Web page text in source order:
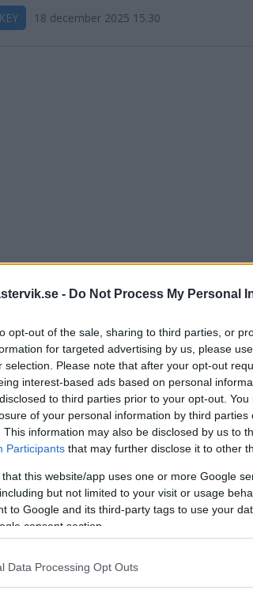
- Do Not Process My Personal
opt-out of the sale, sharing to third parties, or
for targeted advertising by us, please
selection. Please note that after your opt-out
interest-based ads based on personal
to third parties prior to your opt-out.
of your personal information by third parties
This information may also be disclosed by us to
Participants that may further disclose it to other
that this website/app uses one or more Google
but not limited to your visit or usage
to Google and its third-party tags to use your
consent section.
Data Processing Opt Outs
18 december 2025 15.30
i
från VIK
14 februari 2025 13.40
stjärnan kliver in
– krisen total i